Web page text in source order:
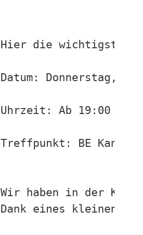
Hier die wichtigsten
Datum: Donnerstag, 12.
Uhrzeit: Ab 19:00 Uhr
Treffpunkt: BE
Wir haben in der
Dank eines kleinen